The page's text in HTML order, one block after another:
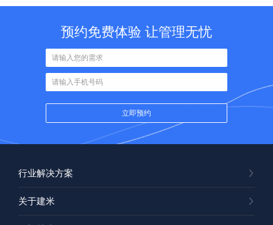
预约免费体验 让管理无忧
行业解决方案
关于建米